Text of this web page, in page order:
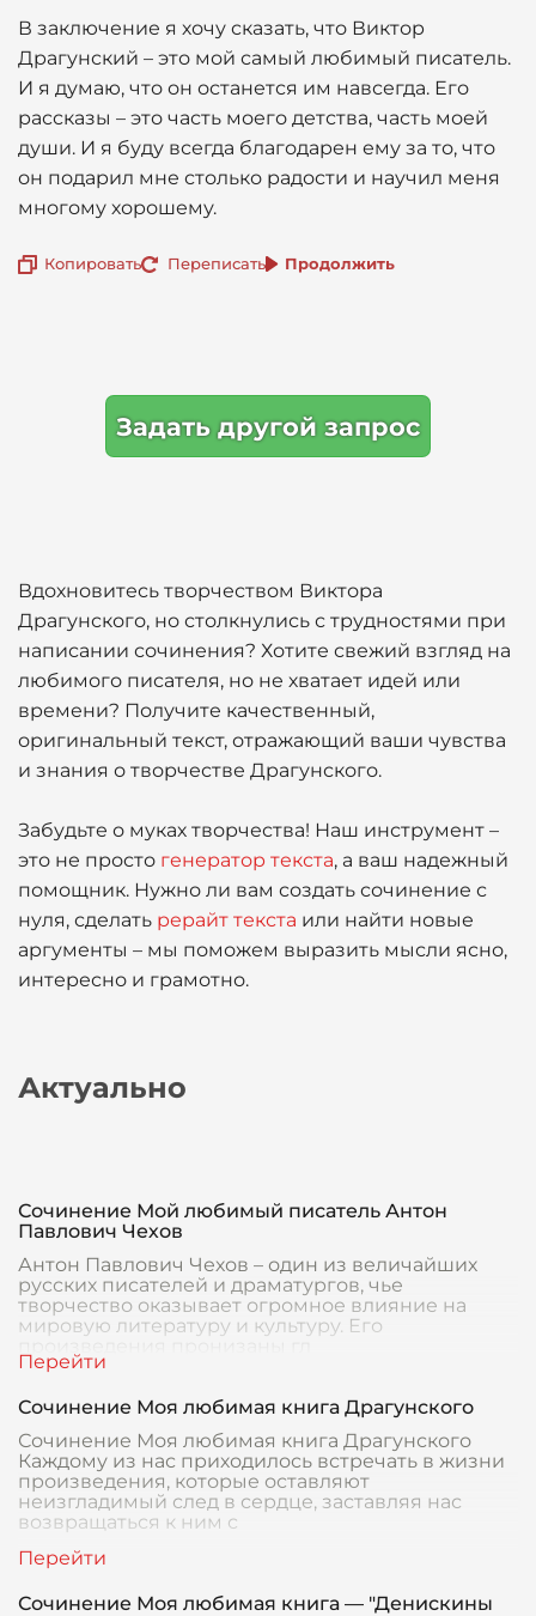
В заключение я хочу сказать, что Виктор
Драгунский – это мой самый любимый писатель.
И я думаю, что он останется им навсегда. Его
рассказы – это часть моего детства, часть моей
души. И я буду всегда благодарен ему за то, что
он подарил мне столько радости и научил меня
многому хорошему.
Копировать Переписать Продолжить
Задать другой запрос
Вдохновитесь творчеством Виктора
Драгунского, но столкнулись с трудностями при
написании сочинения? Хотите свежий взгляд на
любимого писателя, но не хватает идей или
времени? Получите качественный,
оригинальный текст, отражающий ваши чувства
и знания о творчестве Драгунского.
Забудьте о муках творчества! Наш инструмент –
это не просто генератор текста, а ваш надежный
помощник. Нужно ли вам создать сочинение с
нуля, сделать рерайт текста или найти новые
аргументы – мы поможем выразить мысли ясно,
интересно и грамотно.
Актуально
Сочинение Мой любимый писатель Антон
Павлович Чехов
Антон Павлович Чехов – один из величайших
русских писателей и драматургов, чье
творчество оказывает огромное влияние на
мировую литературу и культуру. Его
Сочинение Моя любимая книга Драгунского
Сочинение Моя любимая книга Драгунского
Каждому из нас приходилось встречать в жизни
произведения, которые оставляют
неизгладимый след в сердце, заставляя нас
возвращаться к ним с
Сочинение Моя любимая книга — "Денискины